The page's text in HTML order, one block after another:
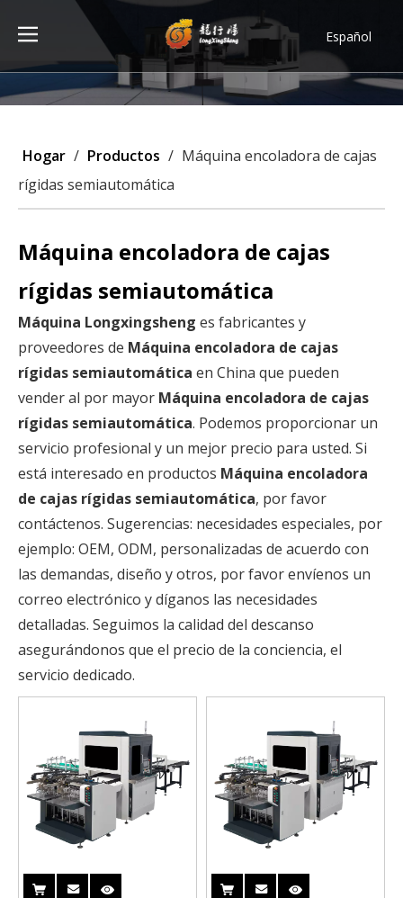
Español
Türk dili
ไทย
Deutsch
Français
Hogar / Productos / Máquina encoladora de cajas
rígidas semiautomática
Máquina encoladora de cajas
rígidas semiautomática
Máquina Longxingsheng es fabricantes y
proveedores de Máquina encoladora de cajas
rígidas semiautomática en China que pueden
vender al por mayor Máquina encoladora de cajas
rígidas semiautomática. Podemos proporcionar un
servicio profesional y un mejor precio para usted. Si
está interesado en productos Máquina encoladora
de cajas rígidas semiautomática, por favor
contáctenos. Sugerencias: necesidades especiales, por
ejemplo: OEM, ODM, personalizadas de acuerdo con
las demandas, diseño y otros, por favor envíenos un
correo electrónico y díganos las necesidades
detalladas. Seguimos la calidad del descanso
asegurándonos que el precio de la conciencia, el
servicio dedicado.